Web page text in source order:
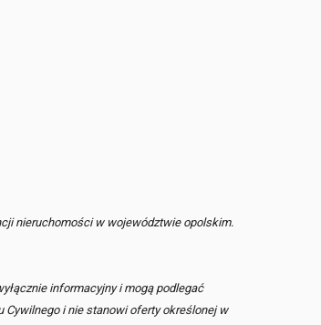
nieruchomości w województwie opolskim.
informacyjny i mogą podlegać
Cywilnego i nie stanowi oferty określonej w